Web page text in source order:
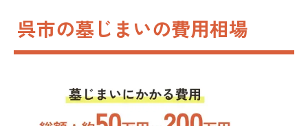
呉市の墓じまいの費用相場